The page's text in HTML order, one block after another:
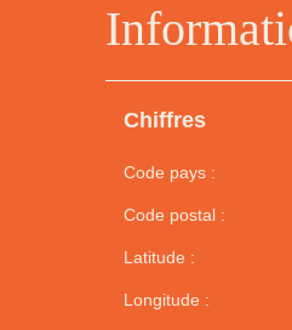
Chiffres
Code pays :
Code postal :
Latitude :
Longitude :